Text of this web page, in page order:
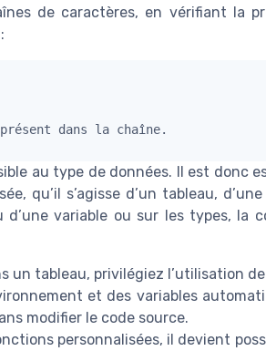
de caractères, en vérifiant la
au type de données. Il est donc
qu’il s’agisse d’un tableau,
variable ou sur les types, la
un tableau, privilégiez l’utilisation de
et des variables
modifier le code source.
personnalisées, il devient